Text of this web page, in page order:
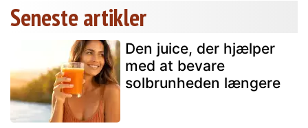
Seneste artikler
Den juice, der hjælper
med at bevare
solbrunheden længere